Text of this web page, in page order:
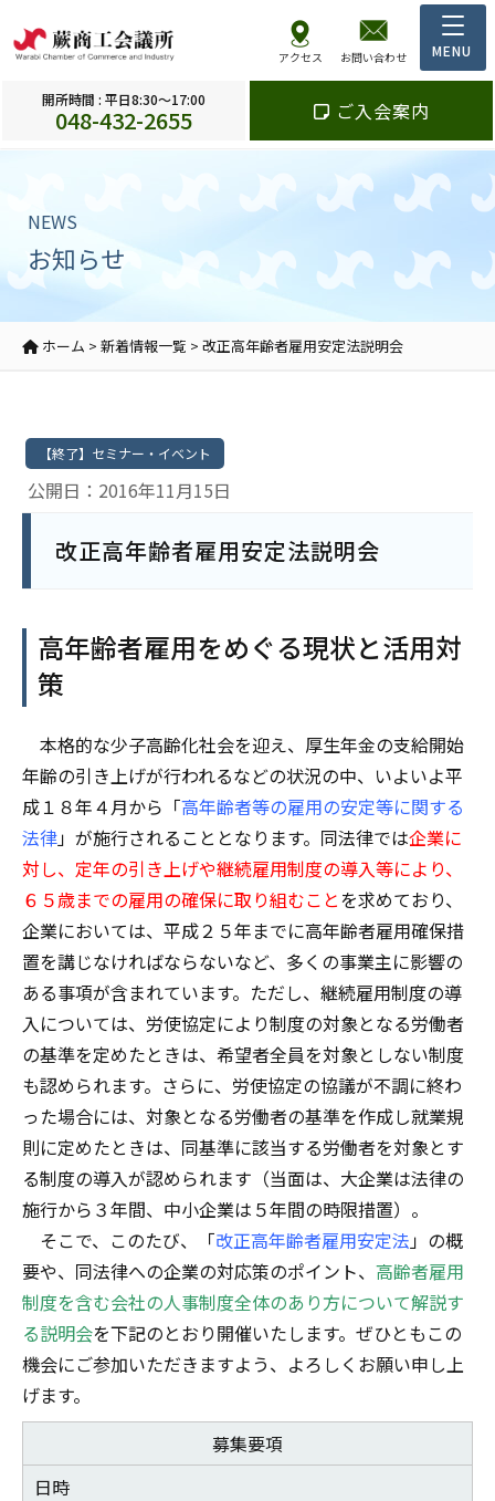
アクセス お問い合わせ
開所時間 : 平日8:30～17:00
048-432-2655 ご入会案内
NEWS
お知らせ
ホーム > 新着情報一覧 > 改正高年齢者雇用安定法説明会
公開日：2016年11月15日
【終了】セミナー・イベント
改正高年齢者雇用安定法説明会
高年齢者雇用をめぐる現状と活用対
策
本格的な少子高齢化社会を迎え、厚生年金の支給開始
年齢の引き上げが行われるなどの状況の中、いよいよ平
成１８年４月から「高年齢者等の雇用の安定等に関する
法律」が施行されることとなります。同法律では企業に
対し、定年の引き上げや継続雇用制度の導入等により、
６５歳までの雇用の確保に取り組むことを求めており、
企業においては、平成２５年までに高年齢者雇用確保措
置を講じなければならないなど、多くの事業主に影響の
ある事項が含まれています。ただし、継続雇用制度の導
入については、労使協定により制度の対象となる労働者
の基準を定めたときは、希望者全員を対象としない制度
も認められます。さらに、労使協定の協議が不調に終わ
った場合には、対象となる労働者の基準を作成し就業規
則に定めたときは、同基準に該当する労働者を対象とす
る制度の導入が認められます（当面は、大企業は法律の
施行から３年間、中小企業は５年間の時限措置）。
そこで、このたび、「改正高年齢者雇用安定法」の概
要や、同法律への企業の対応策のポイント、 高齢者雇用
制度を含む会社の人事制度全体のあり方について解説す
る説明会を下記のとおり開催いたします。ぜひともこの
機会にご参加いただきますよう、よろしくお願い申し上
げます。
募集要項
日時